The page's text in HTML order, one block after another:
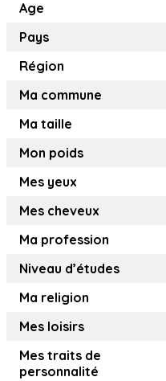
Age
Pays
Région
Ma commune
Ma taille
Mon poids
Mes yeux
Mes cheveux
Ma profession
Niveau d’études
Ma religion
Mes loisirs
Mes traits de
personnalité